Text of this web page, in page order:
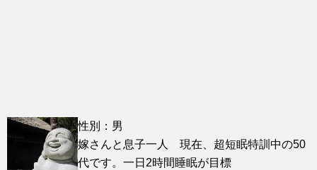
性別：男
嫁さんと息子一人 現在、超短眠特訓中の50
代です。一日2時間睡眠が目標